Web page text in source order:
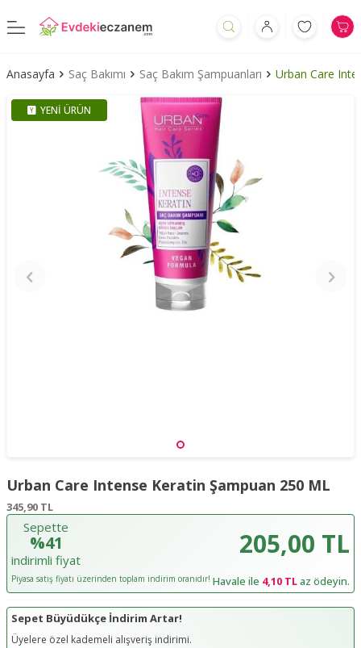
Anasayfa Saç Bakımı Saç Bakım Şampuanları Urban Care
YENI ÜRÜN
Urban Care Intense Keratin Şampuan 250 ML
345,90 TL
Sepette
%41
indirimli fiyat
205,00 TL
Piyasa satış fiyatı üzerinden toplam indirim oranıdır! Havale ile 4,10 TLaz ödeyin.
Sepet Büyüdükçe İndirim Artar!
Üyelere özel kademeli alışveriş indirimi.